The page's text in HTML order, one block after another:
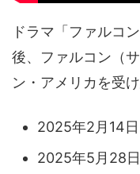
ドラマ「ファルコ
後、ファルコン（
ン・アメリカを受
2025年2月14
2025年5月28